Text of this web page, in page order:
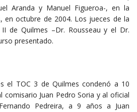
Aranda y Manuel Figueroa-, en la
en octubre de 2004. Los jueces de la
de Quilmes –Dr. Rousseau y el Dr.
presentado.
el TOC 3 de Quilmes condenó a 10
comisario Juan Pedro Soria y al oficial
Pedreira, a 9 años a Juan